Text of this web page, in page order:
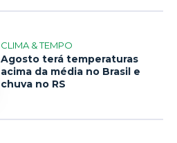
CLIMA & TEMPO
Agosto terá temperaturas
acima da média no Brasil e
chuva no RS